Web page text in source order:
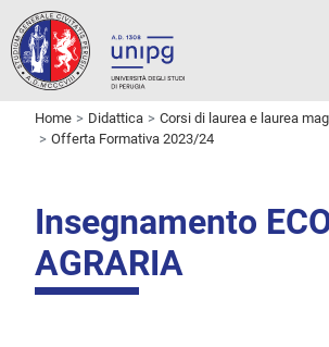
Home Didattica Corsi di laurea e laurea
Offerta Formativa 2023/24
Insegnamento
AGRARIA